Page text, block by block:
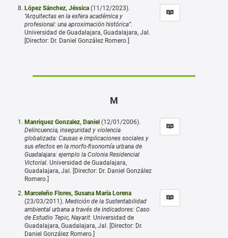
López Sánchez, Jéssica (11/12/2023).
“Arquitectas en la esfera académica y
profesional: una aproximación histórica”.
Universidad de Guadalajara, Guadalajara, Jal.
[Director: Dr. Daniel González Romero.]
M
Manriquez Gonzalez, Daniel (12/01/2006).
Delincuencia, inseguridad y violencia
globalizada: Causas e implicaciones sociales y
sus efectos en la morfo-fisonomía urbana de
Guadalajara: ejemplo la Colonia Residencial
Victorial. Universidad de Guadalajara,
Guadalajara, Jal. [Director: Dr. Daniel González
Romero.]
Marceleño Flores, Susana María Lorena
(23/03/2011). Medición de la Sustentabilidad
ambiental urbana a través de indicadores: Caso
de Estudio Tepic, Nayarit. Universidad de
Guadalajara, Guadalajara, Jal. [Director: Dr.
Daniel González Romero.]